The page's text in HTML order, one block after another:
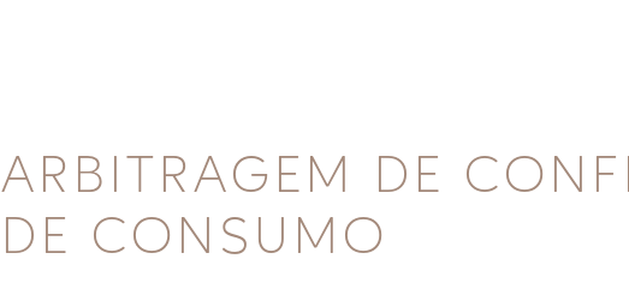
ARBITRAGEM DE
DE CONSUMO